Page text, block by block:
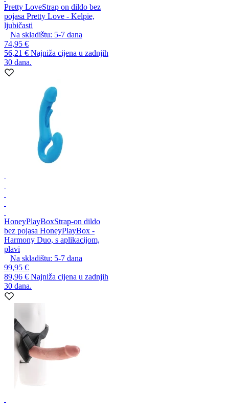
Pretty LoveStrap on dildo bez
pojasa Pretty Love - Kelpie,
ljubičasti
Na skladištu: 5-7 dana
74,95 €
56,21 € Najniža cijena u zadnjih
30 dana.
HoneyPlayBoxStrap-on dildo
bez pojasa HoneyPlayBox -
Harmony Duo, s aplikacijom,
plavi
Na skladištu: 5-7 dana
99,95 €
89,96 € Najniža cijena u zadnjih
30 dana.